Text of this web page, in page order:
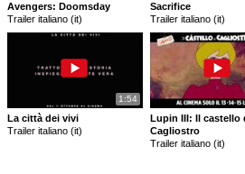
Avengers: Doomsday
Trailer italiano (it)
Sacrifice
Trailer italiano (it)
1:54
La città dei vivi
Trailer italiano (it)
Lupin III: Il castello
Cagliostro
Trailer italiano (it)